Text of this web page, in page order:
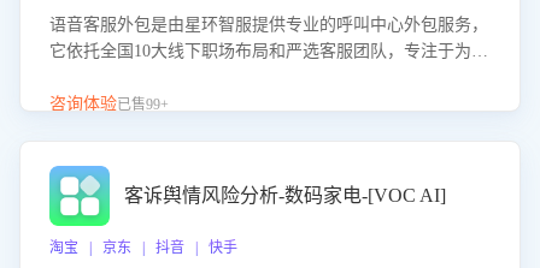
语音客服外包是由星环智服提供专业的呼叫中心外包服务，
它依托全国10大线下职场布局和严选客服团队，专注于为企
客服团队和智能工具提升语音客服服务效率和质量，帮助企
咨询体验已售99+
客诉舆情风险分析-数码家电-[VOC AI]
淘宝 | 京东 | 抖音 | 快手